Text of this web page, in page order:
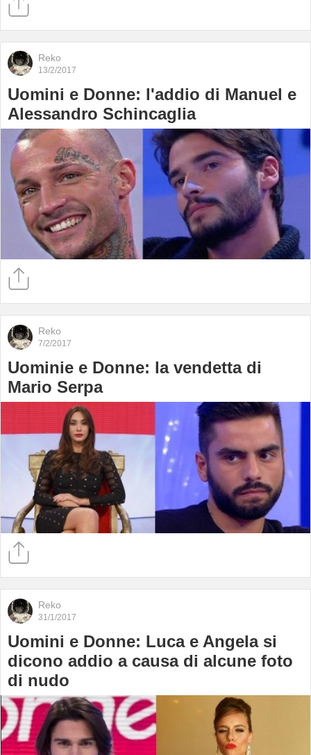
Reko
13/2/2017
Uomini e Donne: l'addio di Manuel e
Alessandro Schincaglia
Reko
7/2/2017
Uominie e Donne: la vendetta di
Mario Serpa
Reko
31/1/2017
Uomini e Donne: Luca e Angela si
dicono addio a causa di alcune foto
di nudo